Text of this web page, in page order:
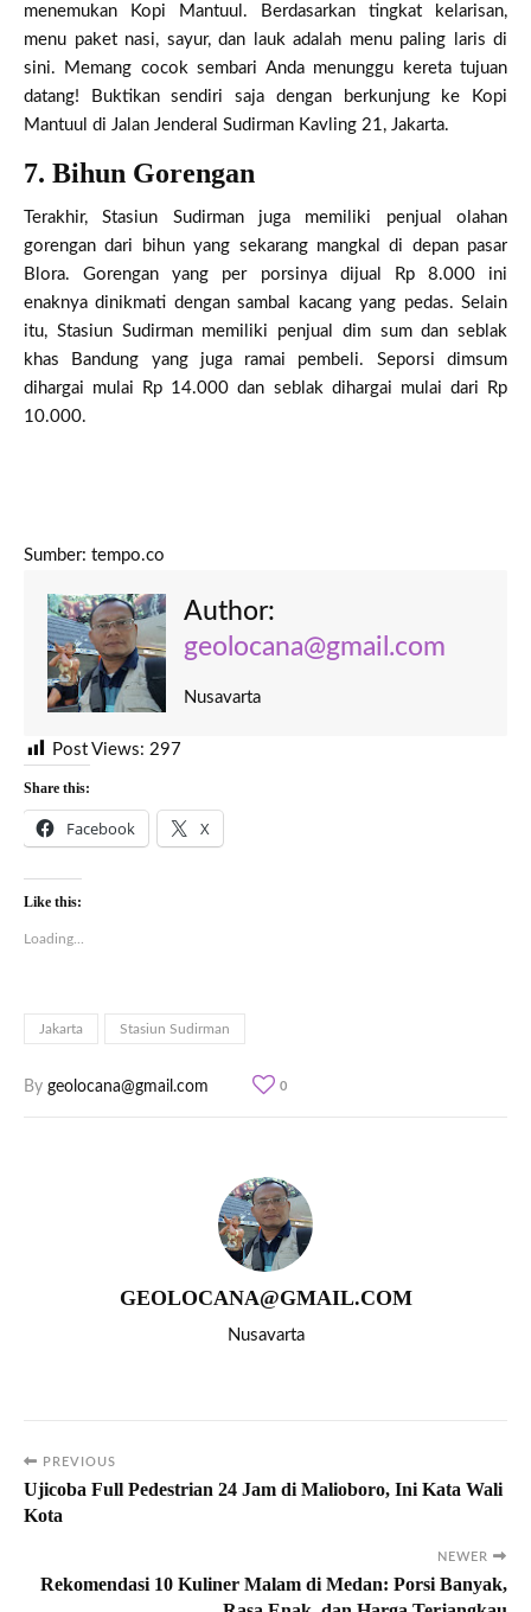
menemukan Kopi Mantuul. Berdasarkan tingkat kelarisan,
menu paket nasi, sayur, dan lauk adalah menu paling laris di
sini. Memang cocok sembari Anda menunggu kereta tujuan
datang! Buktikan sendiri saja dengan berkunjung ke Kopi
Mantuul di Jalan Jenderal Sudirman Kavling 21, Jakarta.
7. Bihun Gorengan
Terakhir, Stasiun Sudirman juga memiliki penjual olahan
gorengan dari bihun yang sekarang mangkal di depan pasar
Blora. Gorengan yang per porsinya dijual Rp 8.000 ini
enaknya dinikmati dengan sambal kacang yang pedas. Selain
itu, Stasiun Sudirman memiliki penjual dim sum dan seblak
khas Bandung yang juga ramai pembeli. Seporsi dimsum
dihargai mulai Rp 14.000 dan seblak dihargai mulai dari Rp
10.000.
Sumber: tempo.co
Author:
geolocana@gmail.com
Nusavarta
Post Views: 297
Share this:
Facebook X
Like this:
Loading...
Jakarta Stasiun Sudirman
By geolocana@gmail.com 0
GEOLOCANA@GMAIL.COM
Nusavarta
PREVIOUS
Ujicoba Full Pedestrian 24 Jam di Malioboro, Ini Kata Wali
Kota
NEWER
Rekomendasi 10 Kuliner Malam di Medan: Porsi Banyak,